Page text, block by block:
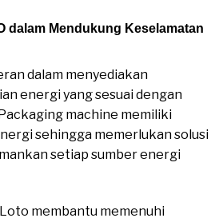
dalam Mendukung Keselamatan
dalam menyediakan
energi yang sesuai dengan
machine memiliki
sehingga memerlukan solusi
setiap sumber energi
membantu memenuhi